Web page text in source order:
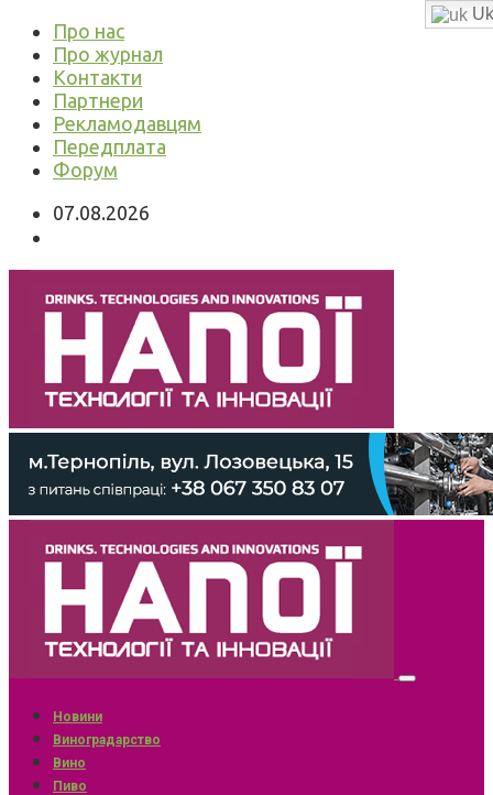
Про нас
Про журнал
Контакти
Партнери
Рекламодавцям
Передплата
Форум
07.08.2026
Новини
Виноградарство
Вино
Пиво